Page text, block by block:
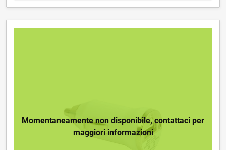
Momentaneamente non disponibile, contattaci per
maggiori informazioni